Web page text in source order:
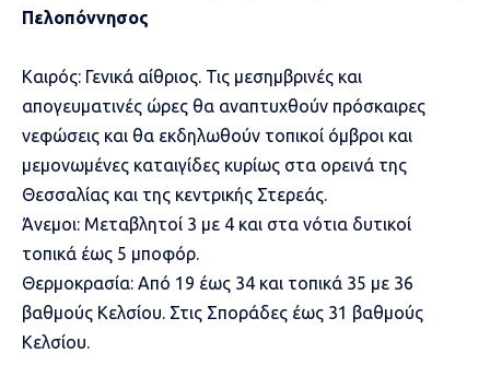
Πελοπόννησος
Καιρός: Γενικά αίθριος. Τις μεσημβρινές και
απογευματινές ώρες θα αναπτυχθούν πρόσκαιρες
νεφώσεις και θα εκδηλωθούν τοπικοί όμβροι και
μεμονωμένες καταιγίδες κυρίως στα ορεινά της
Θεσσαλίας και της κεντρικής Στερεάς.
Άνεμοι: Μεταβλητοί 3 με 4 και στα νότια δυτικοί
τοπικά έως 5 μποφόρ.
Θερμοκρασία: Από 19 έως 34 και τοπικά 35 με 36
βαθμούς Κελσίου. Στις Σποράδες έως 31 βαθμούς
Κελσίου.